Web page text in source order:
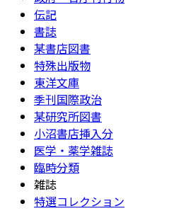
伝記
書誌
某書店図書
特殊出版物
東洋文庫
季刊国際政治
某研究所図書
小沼書店挿入分
医学・薬学雑誌
臨時分類
雑誌
特選コレクション